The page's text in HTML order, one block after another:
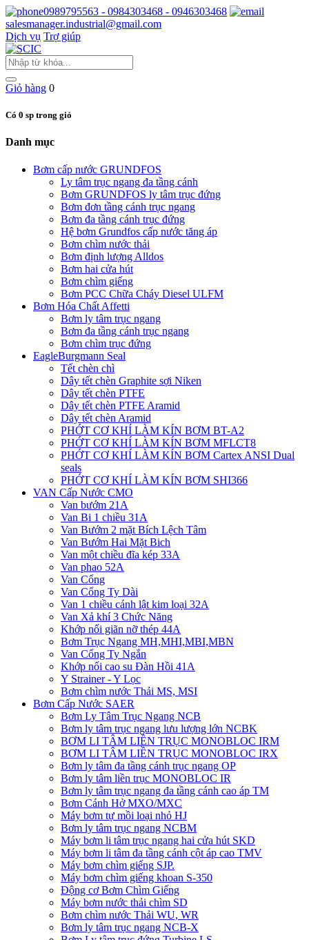
0989795563 - 0984303468 - 0946303468
salesmanager.industrial@gmail.com
Dịch vụ Trợ giúp
Giỏ hàng 0
Có 0 sp trong giỏ
Danh mục
Bơm cấp nước GRUNDFOS
Ly tâm trục ngang đa tầng cánh
Bơm GRUNDFOS ly tâm trục đứng
Bơm đơn tầng cánh trục ngang
Bơm đa tầng cánh trục đứng
Hệ bơm Grundfos cấp nước tăng áp
Bơm chìm nước thải
Bơm định lượng Alldos
Bơm hai cửa hút
Bơm chìm giếng
Bơm PCC Chữa Cháy Diesel ULFM
Bơm Hóa Chất Affetti
Bơm ly tâm trục ngang
Bơm đa tầng cánh trục ngang
Bơm chìm trục đứng
EagleBurgmann Seal
Tết chèn chì
Dây tết chèn Graphite sợi Niken
Dây tết chèn PTFE
Dây tết chèn PTFE Aramid
Dây tết chèn Aramid
PHỚT CƠ KHÍ LÀM KÍN BƠM BT-A2
PHỚT CƠ KHÍ LÀM KÍN BƠM MFLCT8
PHỚT CƠ KHÍ LÀM KÍN BƠM Cartex ANSI Dual
seals
PHỚT CƠ KHÍ LÀM KÍN BƠM SHI366
VAN Cấp Nước CMO
Van bướm 21A
Van Bi 1 chiều 31A
Van Bướm 2 mặt Bích Lệch Tâm
Van Bướm Hai Mặt Bich
Van một chiều đĩa kép 33A
Van phao 52A
Van Cổng
Van Cổng Ty Dài
Van 1 chiều cánh lật kim loại 32A
Van Xả khí 3 Chức Năng
Khớp nối giãn nỡ thép 44A
Bơm Trục Ngang MH,MHI,MBI,MBN
Van Cổng Ty Ngắn
Khớp nối cao su Đàn Hồi 41A
Y Strainer - Y Lọc
Bơm chìm nước Thải MS, MSI
Bơm Cấp Nước SAER
Bơm Ly Tâm Trục Ngang NCB
Bơm ly tâm trục ngang lưu lượng lớn NCBK
BƠM LI TÂM LIỀN TRỤC MONOBLOC IRM
BƠM LI TÂM LIỀN TRỤC MONOBLOC IRX
Bơm ly tâm đa tầng cánh trục ngang OP
Bơm ly tâm liền trục MONOBLOC IR
Bơm ly tâm trục ngang đa tầng cánh cao áp TM
Bơm Cánh Hở MXO/MXC
Máy bơm tự mồi loại nhỏ HJ
Bơm ly tâm trục ngang NCBM
Máy bơm li tâm trục ngang hai cửa hút SKD
​Máy bơm li tâm đa tầng cánh cột áp cao TMV
Máy bơm chìm giếng SJP.
Máy bơm chìm giếng khoan S-350
Động cơ Bơm Chìm Giếng
​Máy bơm nước thải chìm SD
Bơm chìm nước Thải WU, WR
Bơm ly tâm trục ngang NCB-X